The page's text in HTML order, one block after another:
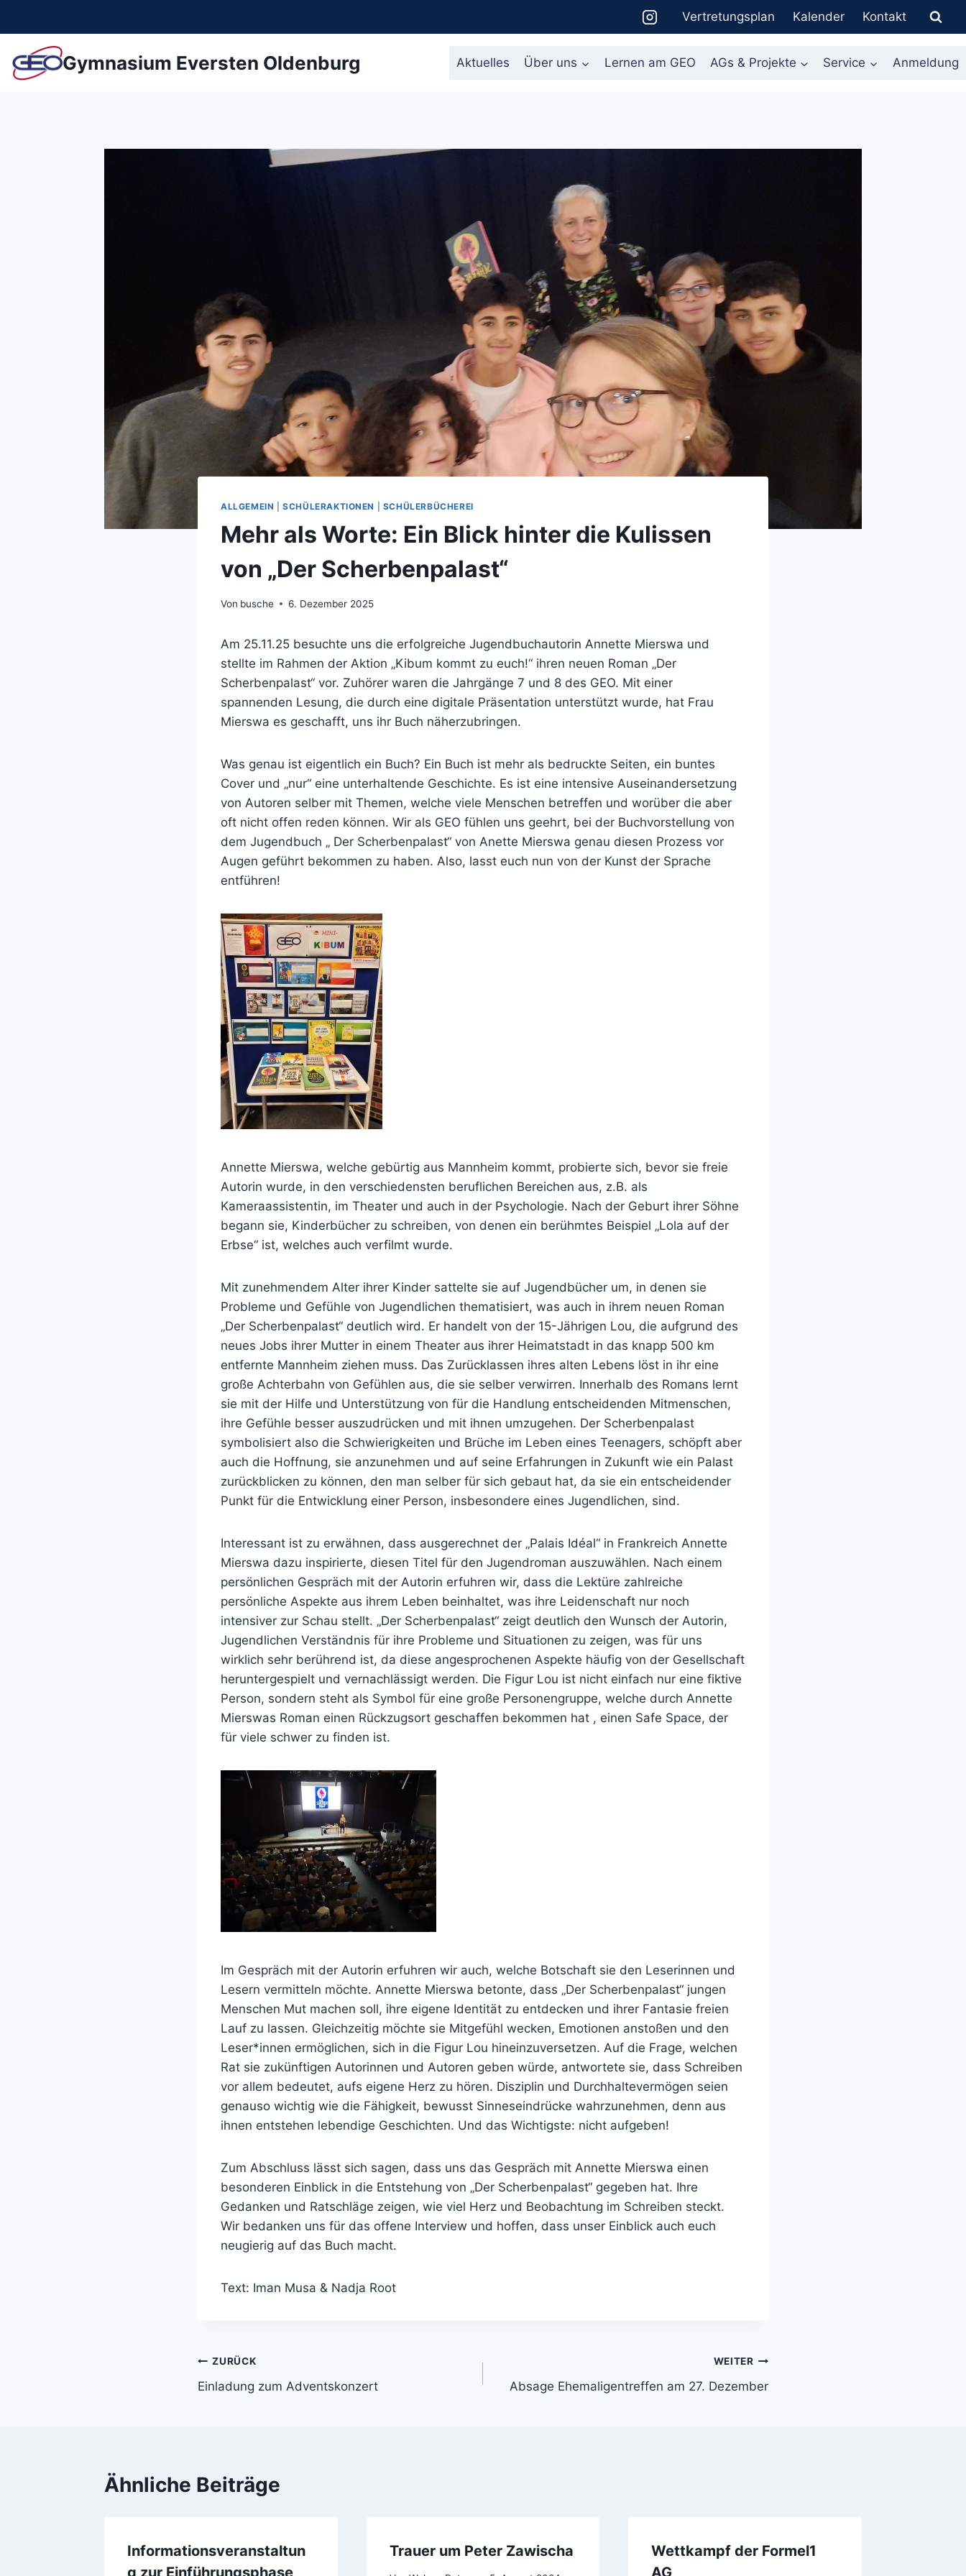
springen
Vertretungsplan Kalender Kontakt
Gymnasium Eversten Oldenburg Aktuelles Über uns Lernen am GEO AGs & Projekte Service Anmeldung
ALLGEMEIN |SCHÜLERAKTIONEN SCHÜLERBÜCHEREI
Mehr als Worte: Ein Blick hinter die Kulissen
von „Der Scherbenpalast“
Von busche 6. Dezember 2025
Am 25.11.25 besuchte uns die erfolgreiche Jugendbuchautorin Annette Mierswa und
stellte im Rahmen der Aktion „Kibum kommt zu euch!“ ihren neuen Roman „Der
Scherbenpalast“ vor. Zuhörer waren die Jahrgänge 7 und 8 des GEO. Mit einer
spannenden Lesung, die durch eine digitale Präsentation unterstützt wurde, hat Frau
Mierswa es geschafft, uns ihr Buch näherzubringen.
Was genau ist eigentlich ein Buch? Ein Buch ist mehr als bedruckte Seiten, ein buntes
Cover und „nur“ eine unterhaltende Geschichte. Es ist eine intensive Auseinandersetzung
von Autoren selber mit Themen, welche viele Menschen betreffen und worüber die aber
oft nicht offen reden können. Wir als GEO fühlen uns geehrt, bei der Buchvorstellung von
dem Jugendbuch „ Der Scherbenpalast“ von Anette Mierswa genau diesen Prozess vor
Augen geführt bekommen zu haben. Also, lasst euch nun von der Kunst der Sprache
entführen!
Annette Mierswa, welche gebürtig aus Mannheim kommt, probierte sich, bevor sie freie
Autorin wurde, in den verschiedensten beruflichen Bereichen aus, z.B. als
Kameraassistentin, im Theater und auch in der Psychologie. Nach der Geburt ihrer Söhne
begann sie, Kinderbücher zu schreiben, von denen ein berühmtes Beispiel „Lola auf der
Erbse“ ist, welches auch verfilmt wurde.
Mit zunehmendem Alter ihrer Kinder sattelte sie auf Jugendbücher um, in denen sie
Probleme und Gefühle von Jugendlichen thematisiert, was auch in ihrem neuen Roman
„Der Scherbenpalast“ deutlich wird. Er handelt von der 15-Jährigen Lou, die aufgrund des
neues Jobs ihrer Mutter in einem Theater aus ihrer Heimatstadt in das knapp 500 km
entfernte Mannheim ziehen muss. Das Zurücklassen ihres alten Lebens löst in ihr eine
große Achterbahn von Gefühlen aus, die sie selber verwirren. Innerhalb des Romans lernt
sie mit der Hilfe und Unterstützung von für die Handlung entscheidenden Mitmenschen,
ihre Gefühle besser auszudrücken und mit ihnen umzugehen. Der Scherbenpalast
symbolisiert also die Schwierigkeiten und Brüche im Leben eines Teenagers, schöpft aber
auch die Hoffnung, sie anzunehmen und auf seine Erfahrungen in Zukunft wie ein Palast
zurückblicken zu können, den man selber für sich gebaut hat, da sie ein entscheidender
Punkt für die Entwicklung einer Person, insbesondere eines Jugendlichen, sind.
Interessant ist zu erwähnen, dass ausgerechnet der „Palais Idéal“ in Frankreich Annette
Mierswa dazu inspirierte, diesen Titel für den Jugendroman auszuwählen. Nach einem
persönlichen Gespräch mit der Autorin erfuhren wir, dass die Lektüre zahlreiche
persönliche Aspekte aus ihrem Leben beinhaltet, was ihre Leidenschaft nur noch
intensiver zur Schau stellt. „Der Scherbenpalast“ zeigt deutlich den Wunsch der Autorin,
Jugendlichen Verständnis für ihre Probleme und Situationen zu zeigen, was für uns
wirklich sehr berührend ist, da diese angesprochenen Aspekte häufig von der Gesellschaft
heruntergespielt und vernachlässigt werden. Die Figur Lou ist nicht einfach nur eine fiktive
Person, sondern steht als Symbol für eine große Personengruppe, welche durch Annette
Mierswas Roman einen Rückzugsort geschaffen bekommen hat , einen Safe Space, der
für viele schwer zu finden ist.
Im Gespräch mit der Autorin erfuhren wir auch, welche Botschaft sie den Leserinnen und
Lesern vermitteln möchte. Annette Mierswa betonte, dass „Der Scherbenpalast“ jungen
Menschen Mut machen soll, ihre eigene Identität zu entdecken und ihrer Fantasie freien
Lauf zu lassen. Gleichzeitig möchte sie Mitgefühl wecken, Emotionen anstoßen und den
Leser*innen ermöglichen, sich in die Figur Lou hineinzuversetzen. Auf die Frage, welchen
Rat sie zukünftigen Autorinnen und Autoren geben würde, antwortete sie, dass Schreiben
vor allem bedeutet, aufs eigene Herz zu hören. Disziplin und Durchhaltevermögen seien
genauso wichtig wie die Fähigkeit, bewusst Sinneseindrücke wahrzunehmen, denn aus
ihnen entstehen lebendige Geschichten. Und das Wichtigste: nicht aufgeben!
Zum Abschluss lässt sich sagen, dass uns das Gespräch mit Annette Mierswa einen
besonderen Einblick in die Entstehung von „Der Scherbenpalast“ gegeben hat. Ihre
Gedanken und Ratschläge zeigen, wie viel Herz und Beobachtung im Schreiben steckt.
Wir bedanken uns für das offene Interview und hoffen, dass unser Einblick auch euch
neugierig auf das Buch macht.
Text: Iman Musa & Nadja Root
Beitragsnavigation
ZURÜCK
Einladung zum Adventskonzert
WEITER
Absage Ehemaligentreffen am 27. Dezember
Ähnliche Beiträge
Informationsveranstaltun
g zur Einführungsphase
Trauer um Peter Zawischa
Wettkampf der Formel1
AG